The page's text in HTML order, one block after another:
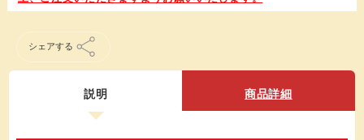
シェアする
説明 商品詳細